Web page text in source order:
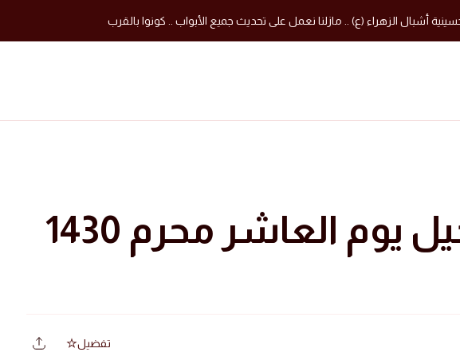
أشبال الزهراء (ع) .. مازلنا نعمل على تحديث جميع الأبواب .. كونوا بالقرب
موكب الزنجيل يوم العاشر محرم 1430
تفضيل